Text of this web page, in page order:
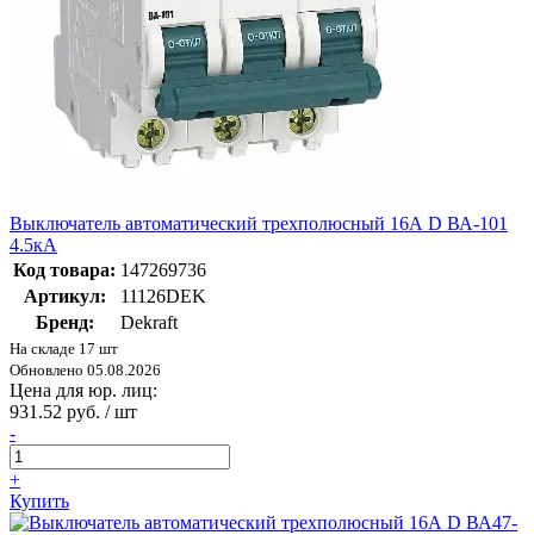
Выключатель автоматический трехполюсный 16А D ВА-101
4.5кА
Код товара: 147269736
Артикул:
11126DEK
Бренд:
Dekraft
На складе 17 шт
Обновлено 05.08.2026
Цена для юр. лиц:
931.52 руб. / шт
-
+
Купить